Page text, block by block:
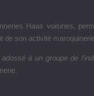
Haas voisines,
de son activité
à un groupe de